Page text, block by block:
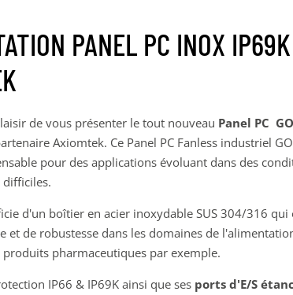
PANEL PC INOX
de vous présenter le tout nouveau Panel PC
Axiomtek. Ce Panel PC Fanless industriel
pour des applications évoluant dans des
d'un boîtier en acier inoxydable SUS 304/316 qui
et de robustesse dans les domaines de
produits pharmaceutiques par exemple.
IP66 & IP69K ainsi que ses ports d'E/S